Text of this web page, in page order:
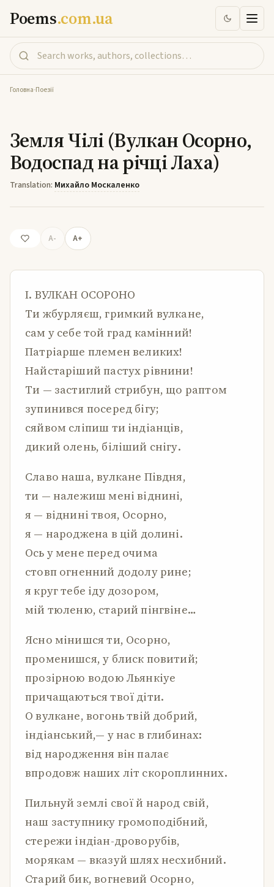
Poems.com.ua
Головна-Поезії
Земля Чілі (Вулкан Осорно,
Водоспад на річці Лаха)
Translation: Михайло Москаленко
A- A+
І. ВУЛКАН ОСОРОНО
Ти жбурляєш, гримкий вулкане,
сам у себе той град камінний!
Патріарше племен великих!
Найстаріший пастух рівнини!
Ти — застиглий стрибун, що раптом
зупинився посеред бігу;
сяйвом сліпиш ти індіанців,
дикий олень, біліший снігу.
Славо наша, вулкане Півдня,
ти — належиш мені віднині,
я — віднині твоя, Осорно,
я — народжена в цій долині.
Ось у мене перед очима
стовп огненний додолу рине;
я круг тебе іду дозором,
мій тюленю, старий пінгвіне…
Ясно мінишся ти, Осорно,
променишся, у блиск повитий;
прозірною водою Льянкіуе
причащаються твої діти.
О вулкане, вогонь твій добрий,
індіанський,— у нас в глибинах:
від народження він палає
впродовж наших літ скороплинних.
Пильнуй землі свої й народ свій,
наш заступнику громоподібний,
стережи індіан-дроворубів,
морякам — вказуй шлях несхибний.
Старий бик, вогневий Осорно,